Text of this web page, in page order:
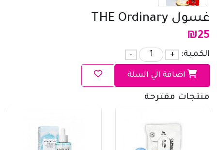
غسول THE Ordinary
₪25
الكمية: +
-
اضافة الي السلة
منتجات مقترحة